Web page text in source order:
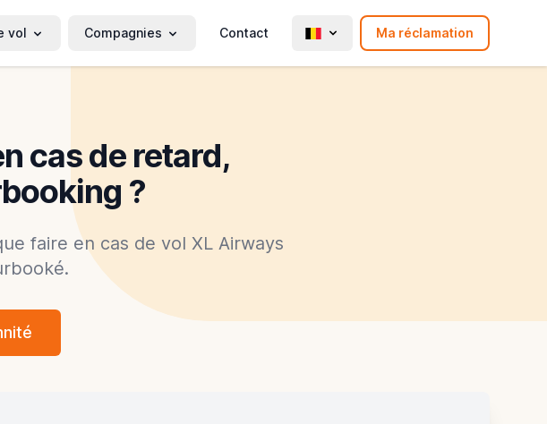
vol Compagnies Contact Ma réclamation
cas de retard,
?
faire en cas de vol XL Airways